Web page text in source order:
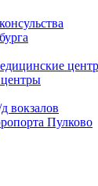
вокзалов
Пулково